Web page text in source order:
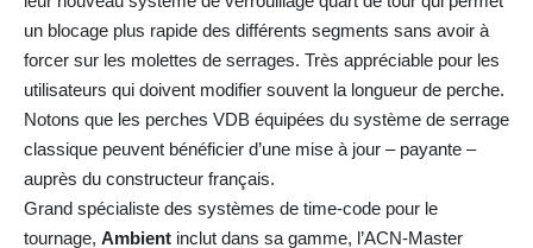
un blocage plus rapide des différents segments sans avoir à
forcer sur les molettes de serrages. Très appréciable pour les
utilisateurs qui doivent modifier souvent la longueur de perche.
Notons que les perches VDB équipées du système de serrage
classique peuvent bénéficier d’une mise à jour – payante –
auprès du constructeur français.
Grand spécialiste des systèmes de time-code pour le
tournage, Ambient inclut dans sa gamme, l’ACN-Master